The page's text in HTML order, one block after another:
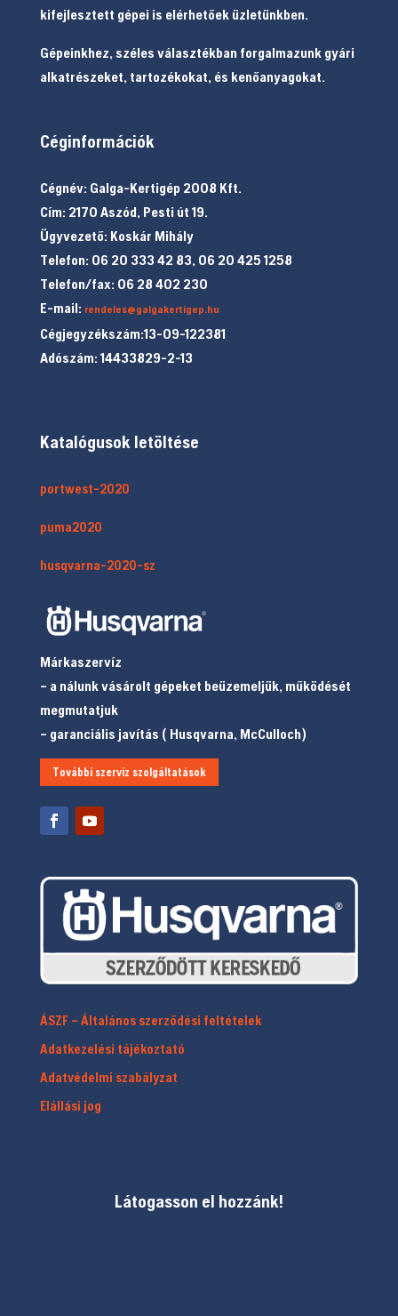
kifejlesztett gépei is elérhetőek üzletünkben.
Gépeinkhez, széles választékban forgalmazunk gyári
alkatrészeket, tartozékokat, és kenőanyagokat.
Céginformációk
Cégnév: Galga-Kertigép 2008 Kft.
Cím: 2170 Aszód, Pesti út 19.
Ügyvezető: Koskár Mihály
Telefon: 06 20 333 42 83, 06 20 425 1258
Telefon/fax: 06 28 402 230
E-mail: rendeles@galgakertigep.hu
Cégjegyzékszám:13-09-122381
Adószám: 14433829-2-13
Katalógusok letöltése
portwest-2020
puma2020
husqvarna-2020-sz
Márkaszervíz
– a nálunk vásárolt gépeket beüzemeljük, működését
megmutatjuk
– garanciális javítás ( Husqvarna, McCulloch)
További szerviz szolgáltatások
ÁSZF – Általános szerződési feltételek
Adatkezelési tájékoztató
Adatvédelmi szabályzat
Elállási jog
Látogasson el hozzánk!